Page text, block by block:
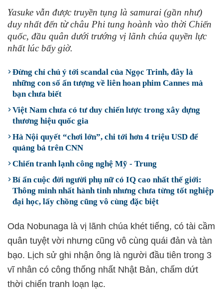
Yasuke vẫn được truyền tụng là samurai (gần như)
duy nhất đến từ châu Phi tung hoành vào thời Chiến
quốc, đầu quân dưới trướng vị lãnh chúa quyền lực
nhất lúc bấy giờ.
Đừng chỉ chú ý tới scandal của Ngọc Trinh, đây là
những con số ấn tượng về liên hoan phim Cannes mà
bạn chưa biết
Việt Nam chưa có tư duy chiến lược trong xây dựng
thương hiệu quốc gia
Hà Nội quyết “chơi lớn”, chi tới hơn 4 triệu USD để
quảng bá trên CNN
Chiến tranh lạnh công nghệ Mỹ - Trung
Bí ẩn cuộc đời người phụ nữ có IQ cao nhất thế giới:
Thông minh nhất hành tinh nhưng chưa từng tốt nghiệp
đại học, lấy chồng cũng vô cùng đặc biệt
Oda Nobunaga là vị lãnh chúa khét tiếng, có tài cầm
quân tuyệt vời nhưng cũng vô cùng quái đản và tàn
bạo. Lịch sử ghi nhận ông là người đầu tiên trong 3
vĩ nhân có công thống nhất Nhật Bản, chấm dứt
thời chiến tranh loạn lạc.